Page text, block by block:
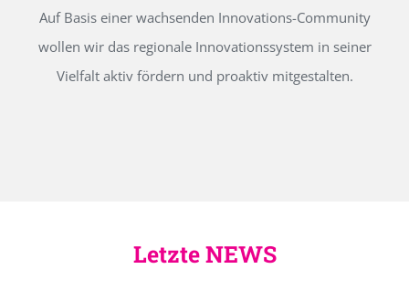
Auf Basis einer wachsenden Innovations-Community
wollen wir das regionale Innovationssystem in seiner
Vielfalt aktiv fördern und proaktiv mitgestalten.
Letzte NEWS